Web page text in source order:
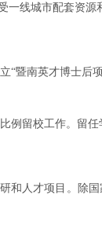
一线城市配套资源
“暨南英才博士
例留校工作。留
和人才项目。除